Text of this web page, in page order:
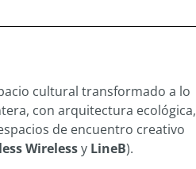
cultural transformado a lo
con arquitectura ecológica,
de encuentro creativo
Wirelessy LineB).